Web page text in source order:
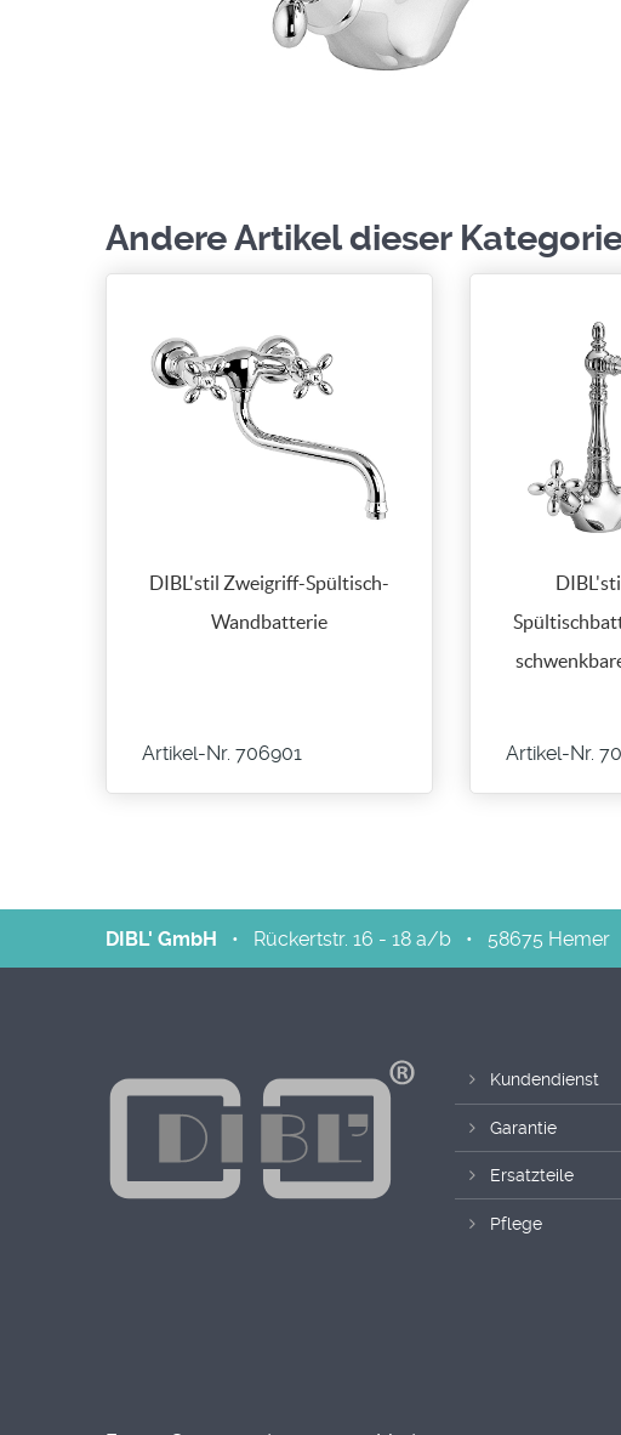
Andere Artikel dieser
DIBL'stil Zweigriff-Spültisch-
Wandbatterie
Artikel-Nr. 706901 Artikel-Nr.
DIBL' GmbH • Rückertstr. 16 - 18 a/b • 58675 Hemer
Kundendienst
Garantie
Ersatzteile
Pflege